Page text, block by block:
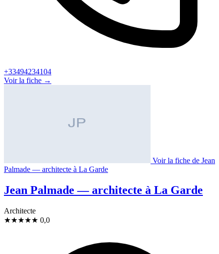
+33494234104
Voir la fiche →
Voir la fiche de Jean
Palmade — architecte à La Garde
Jean Palmade — architecte à La Garde
Architecte
★★★★★ 0,0